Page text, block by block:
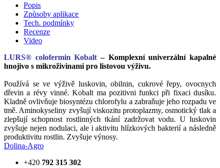
Popis
Způsoby aplikace
Tech. podmínky
Recenze
Video
LURS® colofermin Kobalt – Komplexní univerzální kapalné
hnojivo s mikroživinami pro listovou výživu.
Používá se ve výživě luskovin, obilnin, cukrové řepy, ovocnych
dřevin a révy vinné. Kobalt ma pozitivni funkci při fixaci dusíku.
Kladně ovlivňuje biosyntézu chlorofylu a zabraňuje jeho rozpadu ve
tmě. Aminokyseliny zvyšují viskozitu protoplazmy, osmotický tlak a
zlepšují schopnost rostlinných tkání zadržovat vodu. U luskovin
zvyšuje nejen nodulaci, ale i aktivitu hlízkových bakterií a následně
produktivitu rostlin. Zvyšuje výnosy.
Dolina-Agro
+420 792 315 302